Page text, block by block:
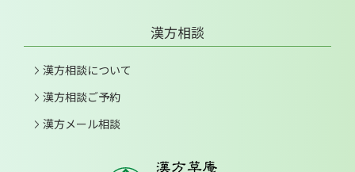
漢方相談
漢方相談について
漢方相談ご予約
漢方メール相談